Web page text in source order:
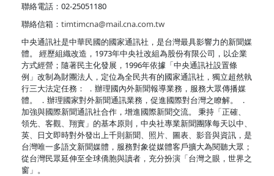
聯絡電話：02-25051180
聯絡信箱： timtimcna@mail.cna.com.tw
中央通訊社是中華民國的國家通訊社，是台灣最具影響力的新聞媒
體。 經歷組織改造，1973年中央社改組為股份有限公司，以企業
方式經營；隨著民主化發展，1996年依據「中央通訊社設置條
例」改制為財團法人，定位為全民共有的國家通訊社，獨立超然執
行三大法定任務： ．辦理國內外新聞報導業務，服務大眾傳播媒
體。 ．辦理國家對外新聞通訊業務，促進國際對台灣之瞭解。 ．
加強與國際新聞通訊社合作，增進國際新聞交流。 秉持「正確、
領先、客觀、翔實」的基本原則，中央社專業新聞團隊每天以中、
英、日文即時對外發出上千則新聞、照片、圖表、影音與資訊，是
台灣唯一多語文新聞媒體，服務對象從媒體客戶擴大為閱聽大眾；
從台灣民眾延伸至全球僑胞與讀者，充分扮演「台灣之眼，世界之
窗」。